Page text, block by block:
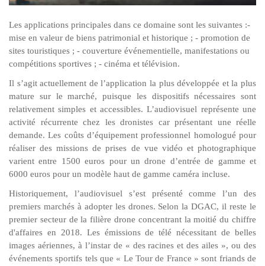
Les applications principales dans ce domaine sont les suivantes :-
mise en valeur de biens patrimonial et historique ; - promotion de
sites touristiques ; - couverture événementielle, manifestations ou
compétitions sportives ; - cinéma et télévision.
Il s’agit actuellement de l’application la plus développée et la plus
mature sur le marché, puisque les dispositifs nécessaires sont
relativement simples et accessibles. L’audiovisuel représente une
activité récurrente chez les dronistes car présentant une réelle
demande. Les coûts d’équipement professionnel homologué pour
réaliser des missions de prises de vue vidéo et photographique
varient entre 1500 euros pour un drone d’entrée de gamme et
6000 euros pour un modèle haut de gamme caméra incluse.
Historiquement, l’audiovisuel s’est présenté comme l’un des
premiers marchés à adopter les drones. Selon la DGAC, il reste le
premier secteur de la filière drone concentrant la moitié du chiffre
d'affaires en 2018. Les émissions de télé nécessitant de belles
images aériennes, à l’instar de « des racines et des ailes », ou des
événements sportifs tels que « Le Tour de France » sont friands de